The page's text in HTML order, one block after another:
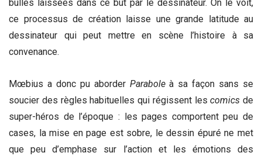
bulles laissées dans ce but par le dessinateur. On le voit,
ce processus de création laisse une grande latitude au
dessinateur qui peut mettre en scène l’histoire à sa
convenance.
Mœbius a donc pu aborder Paraboleà sa façon sans se
soucier des règles habituelles qui régissent lescomics de
super-héros de l’époque :
les pages comportent peu de
cases, la mise en page est sobre, le dessin épuré ne met
que peu d’emphase sur l’action et les émotions des